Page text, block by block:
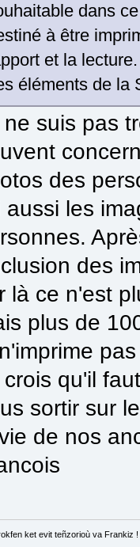
dans
à être
et la
éléments de la
ne suis pas
des
aussi les
des
là ce n'est
plus de
crois qu'il
sortir sur
de nos
ket evit teñzorioù va Frankiz !